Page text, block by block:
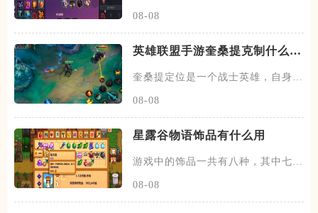
08-08
英雄联盟手游奎桑提克制什么英
奎桑提定位是一个战士英雄，自身的
08-08
星露谷物语饰品有什么用
游戏中的饰品一共有八种，其中七种
08-08